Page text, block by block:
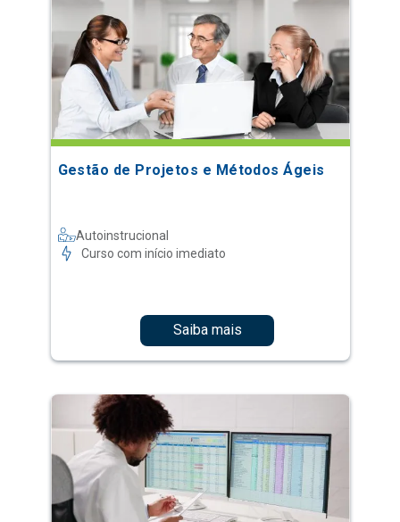
Gestão de Projetos e Métodos Ágeis
Autoinstrucional
Curso com início imediato
Saiba mais